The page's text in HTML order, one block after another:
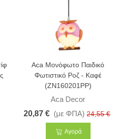
Aca Μονόφωτο Παιδικό
Φωτιστικό Ροζ - Καφέ
(ZN160201PP)
Aca Decor
20,87 € (με ΦΠΑ) 24,55 €
Αγορά